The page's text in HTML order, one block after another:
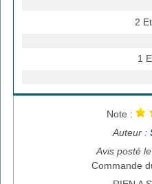
2
1
Note :
Auteur :
Avis posté
Commande